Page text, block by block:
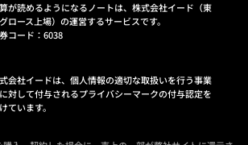
が読めるようになるノートは、株式会社イード（東
ロース上場）の運営するサービスです。
コード：6038
会社イードは、個人情報の適切な取扱いを行う事業
対して付与されるプライバシーマークの付与認定を
ています。